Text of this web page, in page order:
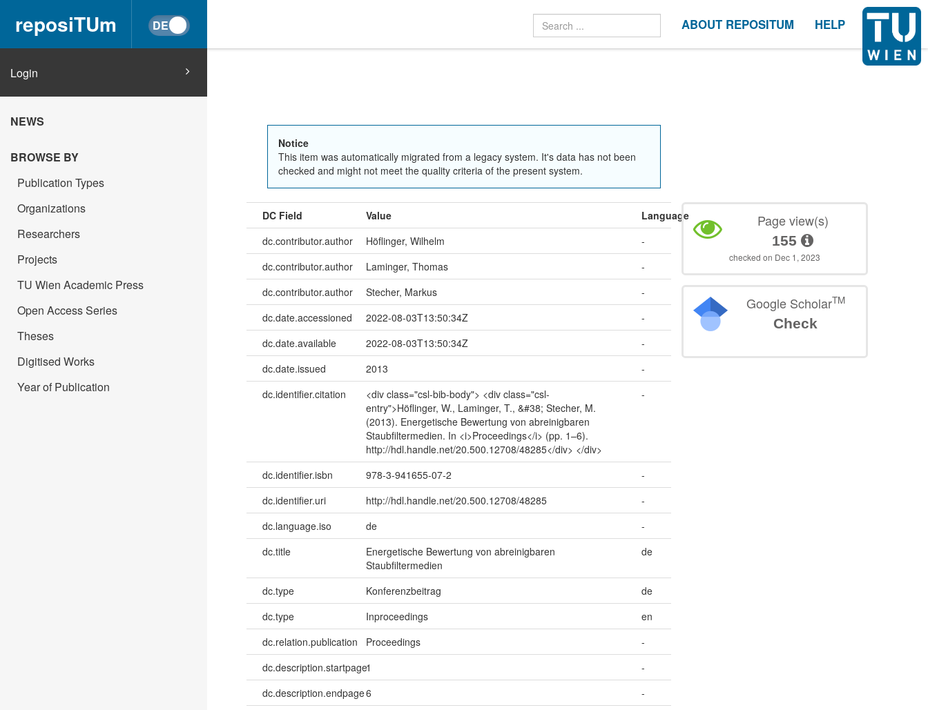
reposiTUm ABOUT REPOSITUM HELP
Login
NEWS
BROWSE BY
Publication Types
Organizations
Researchers
Projects
TU Wien Academic Press
Open Access Series
Theses
Digitised Works
Year of Publication
Notice
This item was automatically migrated from a legacy system. It's data has not been
checked and might not meet the quality criteria of the present system.
DC Field Value
Language
dc.contributor.author
Höflinger, Wilhelm
-
dc.contributor.author
Laminger, Thomas
-
dc.contributor.author
Stecher, Markus
-
dc.date.accessioned
2022-08-03T13:50:34Z
-
dc.date.available
2022-08-03T13:50:34Z
-
dc.date.issued
2013
-
dc.identifier.citation
<div class="csl-bib-body"> <div class="csl-
entry">Höflinger, W., Laminger, T., &#38; Stecher, M.
(2013). Energetische Bewertung von abreinigbaren
Staubfiltermedien. In <i>Proceedings</i> (pp. 1–6).
http://hdl.handle.net/20.500.12708/48285</div> </div>
-
dc.identifier.isbn 978-3-941655-07-2
-
dc.identifier.uri
http://hdl.handle.net/20.500.12708/48285
-
dc.language.iso
de
-
dc.title
Energetische Bewertung von abreinigbaren
Staubfiltermedien
de
dc.type Konferenzbeitrag
de
dc.type
Inproceedings
en
dc.relation.publication
Proceedings
-
dc.description.startpage1
-
dc.description.endpage6
-
Page view(s)
155
checked on Dec 1, 2023
Google ScholarTM
Check